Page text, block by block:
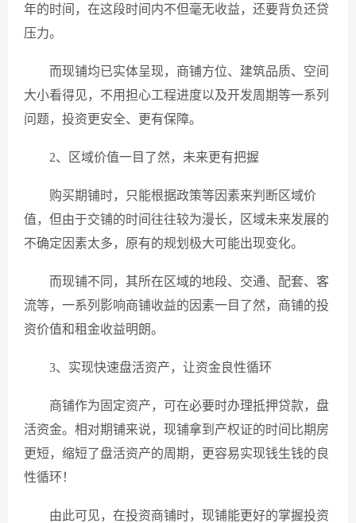
年的时间，在这段时间内不但毫无收益，还要背负还贷
压力。
而现铺均已实体呈现，商铺方位、建筑品质、空间
大小看得见，不用担心工程进度以及开发周期等一系列
问题，投资更安全、更有保障。
2、区域价值一目了然，未来更有把握
购买期铺时，只能根据政策等因素来判断区域价
值，但由于交铺的时间往往较为漫长，区域未来发展的
不确定因素太多，原有的规划极大可能出现变化。
而现铺不同，其所在区域的地段、交通、配套、客
流等，一系列影响商铺收益的因素一目了然，商铺的投
资价值和租金收益明朗。
3、实现快速盘活资产，让资金良性循环
商铺作为固定资产，可在必要时办理抵押贷款，盘
活资金。相对期铺来说，现铺拿到产权证的时间比期房
更短，缩短了盘活资产的周期，更容易实现钱生钱的良
性循环！
由此可见，在投资商铺时，现铺能更好的掌握投资